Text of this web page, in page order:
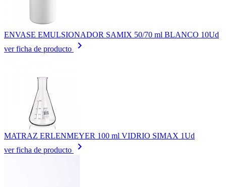
ENVASE EMULSIONADOR SAMIX 50/70 ml BLANCO 10Ud
ver ficha de producto
keyboard_arrow_right
MATRAZ ERLENMEYER 100 ml VIDRIO SIMAX 1Ud
ver ficha de producto
keyboard_arrow_right